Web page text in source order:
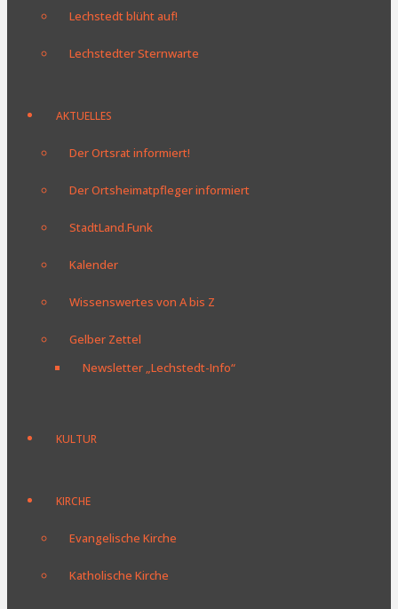
Lechstedt blüht auf!
Lechstedter Sternwarte
AKTUELLES
Der Ortsrat informiert!
Der Ortsheimatpfleger informiert
StadtLand.Funk
Kalender
Wissenswertes von A bis Z
Gelber Zettel
Newsletter „Lechstedt-Info“
KULTUR
KIRCHE
Evangelische Kirche
Katholische Kirche